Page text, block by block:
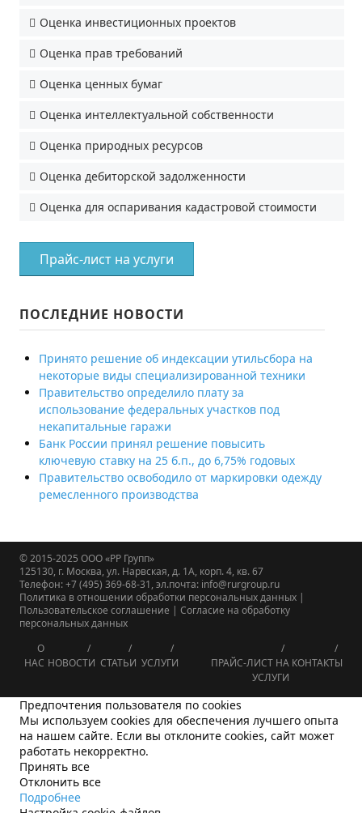
Оценка инвестиционных проектов
Оценка прав требований
Оценка ценных бумаг
Оценка интеллектуальной собственности
Оценка природных ресурсов
Оценка дебиторской задолженности
Оценка для оспаривания кадастровой стоимости
Прайс-лист на услуги
ПОСЛЕДНИЕ НОВОСТИ
Принято решение об индексации утильсбора на
некоторые виды специализированной техники
Правительство определило плату за
использование федеральных участков под
некапитальные гаражи
Банк России принял решение повысить
ключевую ставку на 25 б.п., до 6,75% годовых
Правительство освободило от маркировки одежду
ремесленного производства
© 2015-2025 ООО «РР Групп»
125130, г. Москва, ул. Нарвская, д. 1А, корп. 4, кв. 67
Телефон: +7 (495) 369-68-31, эл.почта: info@rurgroup.ru
Политика в отношении обработки персональных данных |
Пользовательское соглашение | Согласие на обработку
персональных данных
О
НАС НОВОСТИ СТАТЬИ УСЛУГИ
ПРАЙС-ЛИСТ НА
УСЛУГИ
КОНТАКТЫ
Предпочтения пользователя по cookies
Мы используем cookies для обеспечения лучшего опыта
на нашем сайте. Если вы отклоните cookies, сайт может
работать некорректно.
Принять все
Отклонить все
Подробнее